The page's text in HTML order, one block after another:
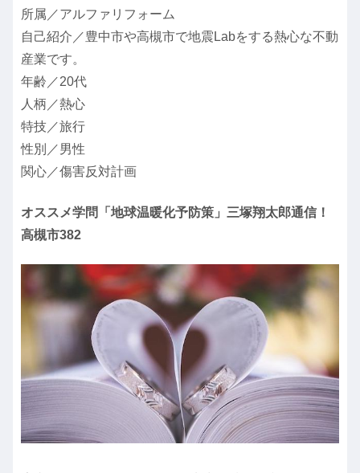
所属／アルファリフォーム
自己紹介／豊中市や高槻市で地震Labをする熱心な不動
産業です。
年齢／20代
人柄／熱心
特技／旅行
性別／男性
関心／傷害反対計画
オススメ学問「地球温暖化予防策」三塚翔太郎通信！
高槻市382